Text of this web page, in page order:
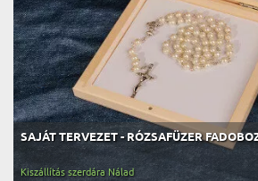
SAJÁT TERVEZET - RÓZSAFÜZER
Kiszállítás szerdára Nálad